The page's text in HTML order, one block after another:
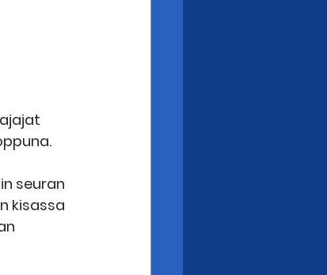
seuran
kisassa